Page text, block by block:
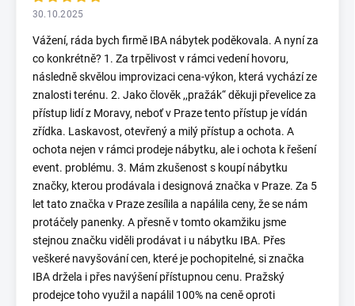
30.10.2025
Vážení, ráda bych firmě IBA nábytek poděkovala. A nyní za
co konkrétně? 1. Za trpělivost v rámci vedení hovoru,
následně skvělou improvizaci cena-výkon, která vychází ze
znalosti terénu. 2. Jako člověk ,,pražák“ děkuji převelice za
přístup lidí z Moravy, neboť v Praze tento přístup je vídán
zřídka. Laskavost, otevřený a milý přístup a ochota. A
ochota nejen v rámci prodeje nábytku, ale i ochota k řešení
event. problému. 3. Mám zkušenost s koupí nábytku
značky, kterou prodávala i designová značka v Praze. Za 5
let tato značka v Praze zesílila a napálila ceny, že se nám
protáčely panenky. A přesně v tomto okamžiku jsme
stejnou značku viděli prodávat i u nábytku IBA. Přes
veškeré navyšování cen, které je pochopitelné, si značka
IBA držela i přes navýšení přístupnou cenu. Pražský
prodejce toho využil a napálil 100% na ceně oproti